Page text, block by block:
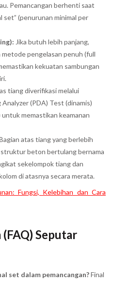
Pemancangan berhenti saat
set” (penurunan minimal per
Jika butuh lebih panjang,
pengelasan penuh (full
kekuatan sambungan
tiang diverifikasi melalui
(PDA) Test (dinamis)
memastikan keamanan
atas tiang yang berlebih
beton bertulang bernama
sekelompok tiang dan
di atasnya secara merata.
Fungsi, Kelebihan dan Cara
Seputar
set dalam pemancangan?Final